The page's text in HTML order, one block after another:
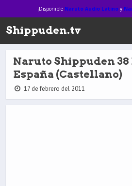
¡Disponible Naruto Audio Latinoy
Shippuden.tv
Naruto Shippuden 38
España (Castellano)
17 de febrero del 2011